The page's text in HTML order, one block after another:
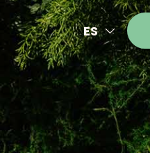
ES
EN
NL
FR
DE